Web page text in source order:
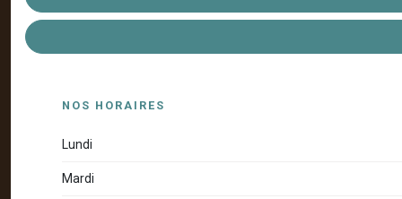
NOS HORAIRES
Lundi
Mardi